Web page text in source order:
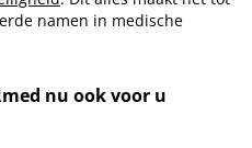
namen in medische
nu ook voor u